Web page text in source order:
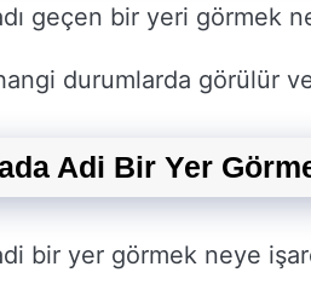
geçen bir yeri görmek
durumlarda görülür
Adi Bir Yer
bir yer görmek neye